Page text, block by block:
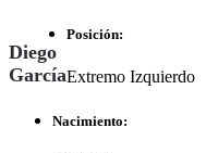
Diego
García
Posición:
Extremo Izquierdo
Nacimiento: